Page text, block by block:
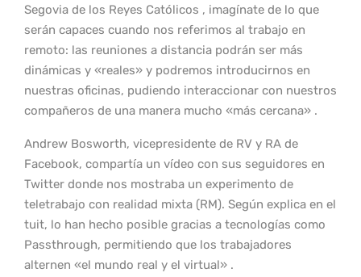
Segovia de los Reyes Católicos , imagínate de lo que
serán capaces cuando nos referimos al trabajo en
remoto: las reuniones a distancia podrán ser más
dinámicas y «reales» y podremos introducirnos en
nuestras oficinas, pudiendo interaccionar con nuestros
compañeros de una manera mucho «más cercana» .
Andrew Bosworth, vicepresidente de RV y RA de
Facebook, compartía un vídeo con sus seguidores en
Twitter donde nos mostraba un experimento de
teletrabajo con realidad mixta (RM). Según explica en el
tuit, lo han hecho posible gracias a tecnologías como
Passthrough, permitiendo que los trabajadores
alternen «el mundo real y el virtual» .